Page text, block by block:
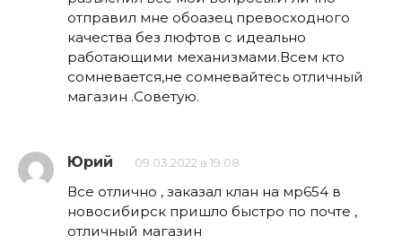
отправил мне обоазец превосходного
качества без люфтов с идеально
работающими механизмами.Всем кто
сомневается,не сомневайтесь отличный
магазин .Советую.
Юрий 09.03.2022 в 19:08
Все отлично , заказал клан на мр654 в
новосибирск пришло быстро по почте ,
отличный магазин